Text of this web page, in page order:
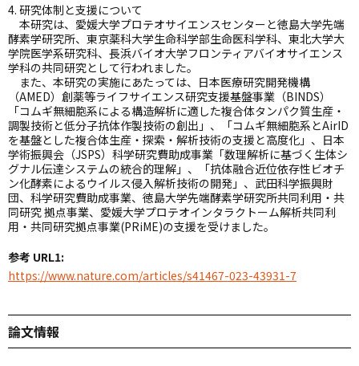
4. 研究体制と支援について
本研究は、愛媛大学プロテオサイエンスセンターと徳島大学先端
酵素学研究所、東京薬科大学生命科学部生命医科学科、東北大学大
学院医学系研究科、長浜バイオ大学フロンティアバイオサイエンス
学科の共同研究として行われました。
また、本研究の実施にあたっては、日本医療研究開発機構
（AMED）創薬等ライフサイエンス研究支援基盤事業（BINDS）
「コムギ無細胞系による構造解析に適した複合体タンパク質生産・
調製技術と低分子抗体作製技術の創出」、「コムギ無細胞系とAirID
を基盤とした複合体生産・探索・解析技術の支援と高度化」、日本
学術振興会（JSPS）科学研究費助成事業「数理解析に基づく生体シ
グナル伝達システムの統合的理解」、「抗体融合近位依存性ビオチ
ン化酵素によるウイルス侵入解析技術の開発」、武田科学振興財
団、科学研究費助成事業、徳島大学先端酵素学研究所共同利用・共
同研究 拠点事業、愛媛大学プロテオインタラクトーム解析共同利
用・共同研究拠点事業(PRiME)の支援を受けました。
参考 URL1:
https://www.nature.com/articles/s41467-023-43931-7
論文情報